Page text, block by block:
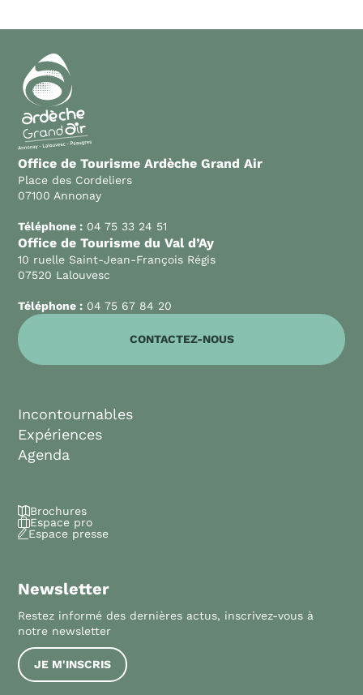
Office de Tourisme Ardèche Grand Air
Place des Cordeliers
07100 Annonay
Téléphone : 04 75 33 24 51
Office de Tourisme du Val d’Ay
10 ruelle Saint-Jean-François Régis
07520 Lalouvesc
Téléphone : 04 75 67 84 20
CONTACTEZ-NOUS
Incontournables
Expériences
Agenda
Brochures
Espace pro
Espace presse
Newsletter
Restez informé des dernières actus, inscrivez-vous à
notre newsletter
JE M'INSCRIS